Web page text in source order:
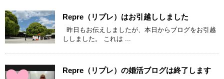
Repre（リプレ）はお引越ししました
昨日もお伝えしましたが、本日からブログをお引越
ししました。 これは ...
Repre（リプレ）の婚活ブログは終了します